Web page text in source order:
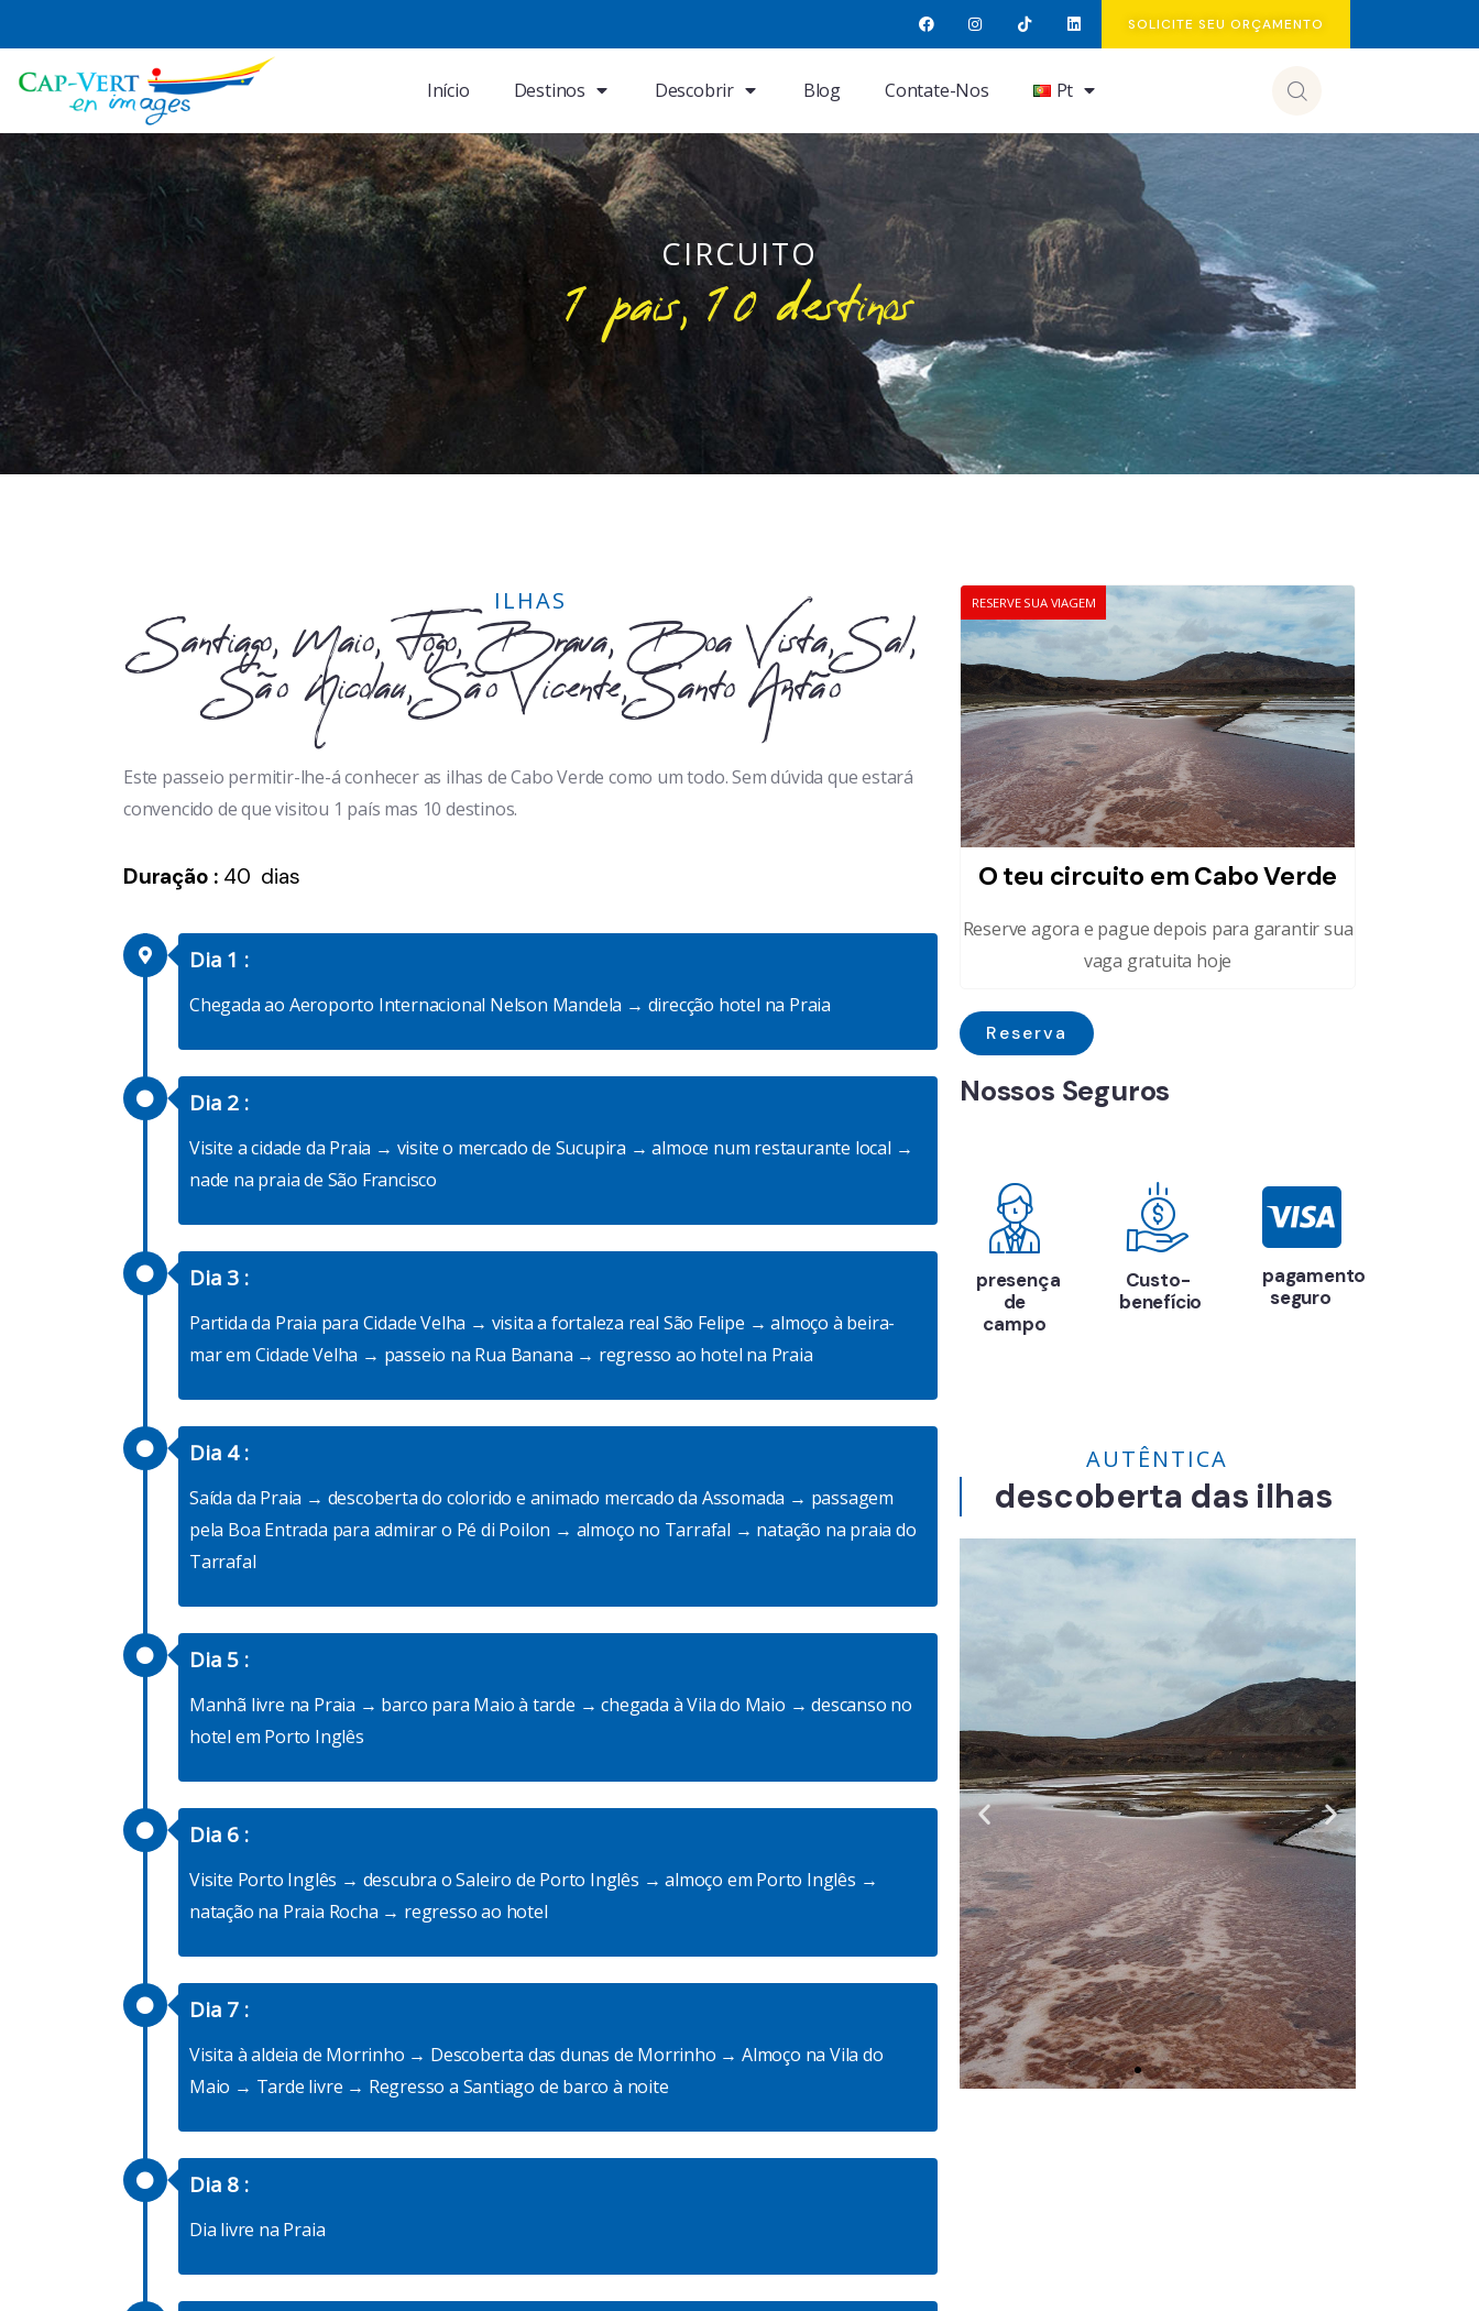
SOLICITE SEU ORÇAMENTO
Início Destinos Descobrir Blog Contate-Nos Pt
CIRCUITO
1 pais, 10 destinos
ILHAS
Santiago, Maio, Fogo, Brava, Boa Vista, Sal,
São Nicolau, São Vicente, Santo Antão
Este passeio permitir-lhe-á conhecer as ilhas de Cabo Verde como um todo. Sem dúvida que estará
convencido de que visitou 1 país mas 10 destinos.
Duração : 40 dias
Dia 1 :
Chegada ao Aeroporto Internacional Nelson Mandela → direcção hotel na Praia
Dia 2 :
Visite a cidade da Praia → visite o mercado de Sucupira → almoce num restaurante local →
nade na praia de São Francisco
Dia 3 :
Partida da Praia para Cidade Velha → visita a fortaleza real São Felipe → almoço à beira-
mar em Cidade Velha → passeio na Rua Banana → regresso ao hotel na Praia
Dia 4 :
Saída da Praia → descoberta do colorido e animado mercado da Assomada → passagem
pela Boa Entrada para admirar o Pé di Poilon → almoço no Tarrafal → natação na praia do
Tarrafal
Dia 5 :
Manhã livre na Praia → barco para Maio à tarde → chegada à Vila do Maio → descanso no
hotel em Porto Inglês
Dia 6 :
Visite Porto Inglês → descubra o Saleiro de Porto Inglês → almoço em Porto Inglês →
natação na Praia Rocha → regresso ao hotel
Dia 7 :
Visita à aldeia de Morrinho → Descoberta das dunas de Morrinho → Almoço na Vila do
Maio → Tarde livre → Regresso a Santiago de barco à noite
Dia 8 :
Dia livre na Praia
O teu circuito em Cabo Verde
Reserve agora e pague depois para garantir sua
vaga gratuita hoje
RESERVE SUA VIAGEM
Reserva
Nossos Seguros
campo
sonhos
presença
de
campo
Custo-
benefício
pagamento
seguro
AUTÊNTICA
descoberta das ilhas
Monte
Fontainhas
Praia de
Rocha
Salinas
Pedra do
Lume
Ilha do Sal
Descobrir